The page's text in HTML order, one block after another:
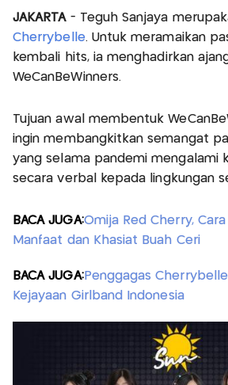
JAKARTA- Teguh Sanjaya
Cherrybelle. Untuk meramaikan
kembali hits, ia menghadirkan
WeCanBeWinners.
Tujuan awal membentuk
ingin membangkitkan semangat
yang selama pandemi mengalami
secara verbal kepada lingkungan
BACA JUGA:Omija Red Cherry,
Manfaat dan Khasiat Buah Ceri
BACA JUGA:Penggagas
Kejayaan Girlband Indonesia